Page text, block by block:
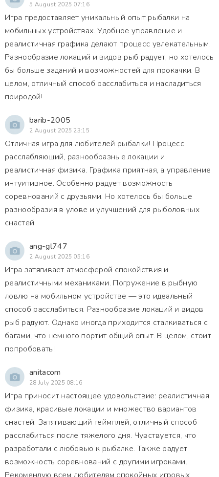
5 August 2025 07:16
Игра предоставляет уникальный опыт рыбалки на
мобильных устройствах. Удобное управление и
реалистичная графика делают процесс увлекательным.
Разнообразие локаций и видов рыб радует, но хотелось
бы больше заданий и возможностей для прокачки. В
целом, отличный способ расслабиться и насладиться
природой!
barib-2005
2 August 2025 23:15
Отличная игра для любителей рыбалки! Процесс
расслабляющий, разнообразные локации и
реалистичная физика. Графика приятная, а управление
интуитивное. Особенно радует возможность
соревнований с друзьями. Но хотелось бы больше
разнообразия в улове и улучшений для рыболовных
снастей.
ang-gl747
2 August 2025 05:16
Игра затягивает атмосферой спокойствия и
реалистичными механиками. Погружение в рыбную
ловлю на мобильном устройстве — это идеальный
способ расслабиться. Разнообразие локаций и видов
рыб радуют. Однако иногда приходится сталкиваться с
багами, что немного портит общий опыт. В целом, стоит
попробовать!
anitacom
28 July 2025 08:16
Игра приносит настоящее удовольствие: реалистичная
физика, красивые локации и множество вариантов
снастей. Затягивающий геймплей, отличный способ
расслабиться после тяжелого дня. Чувствуется, что
разработали с любовью к рыбалке. Также радует
возможность соревнований с другими игроками.